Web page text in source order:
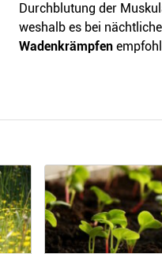
Durchblutung der
weshalb es bei
Wadenkrämpfen